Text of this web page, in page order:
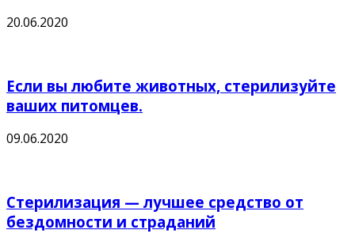
20.06.2020
Если вы любите животных, стерилизуйте
ваших питомцев.
09.06.2020
Стерилизация — лучшее средство от
бездомности и страданий